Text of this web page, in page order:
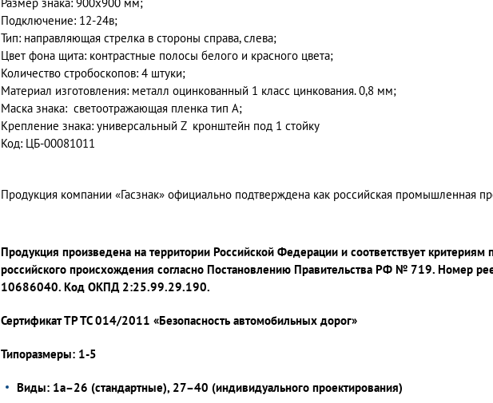
Подключение: 12-24в;
Тип: направляющая стрелка в стороны справа, слева;
Цвет фона щита: контрастные полосы белого и красного цвета;
Количество стробоскопов: 4 штуки;
Материал изготовления: металл оцинкованный 1 класс цинкования. 0,8 мм;
Маска знака: светоотражающая пленка тип А;
Крепление знака: универсальный Z кронштейн под 1 стойку
Код: ЦБ-00081011
Продукция компании «Гасзнак» официально подтверждена как российская промышленная
Продукция произведена на территории Российской Федерации и соответствует критериям
российского происхождения согласно Постановлению Правительства РФ № 719. Номер
10686040. Код ОКПД 2:25.99.29.190.
Сертификат ТР ТС 014/2011 «Безопасность автомобильных дорог»
Типоразмеры: 1-5
Виды: 1а–26 (стандартные), 27–40 (индивидуального проектирования)